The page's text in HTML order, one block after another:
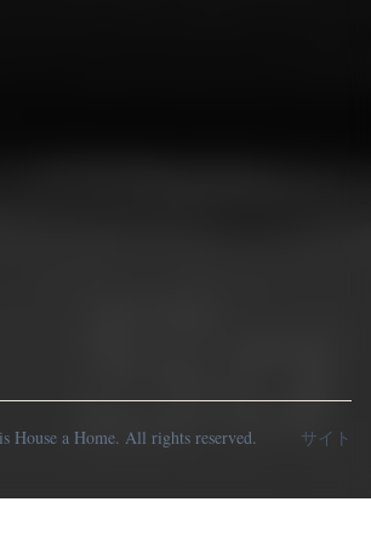
House a Home. All rights reserved. サイト